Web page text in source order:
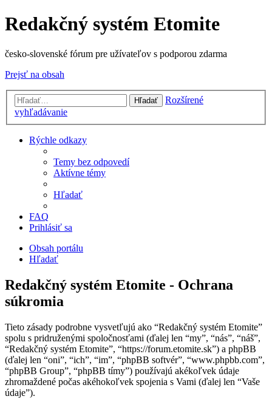
Redakčný systém Etomite
česko-slovenské fórum pre užívateľov s podporou zdarma
Prejsť na obsah
Hľadať
Rozšírené
vyhľadávanie
Rýchle odkazy
Temy bez odpovedí
Aktívne témy
Hľadať
FAQ
Prihlásiť sa
Obsah portálu
Hľadať
Redakčný systém Etomite - Ochrana
súkromia
Tieto zásady podrobne vysvetľujú ako “Redakčný systém Etomite”
spolu s pridruženými spoločnosťami (ďalej len “my”, “nás”, “náš”,
“Redakčný systém Etomite”, “https://forum.etomite.sk”) a phpBB
(ďalej len “oni”, “ich”, “im”, “phpBB softvér”, “www.phpbb.com”,
“phpBB Group”, “phpBB tímy”) používajú akékoľvek údaje
zhromaždené počas akéhokoľvek spojenia s Vami (ďalej len “Vaše
údaje”).